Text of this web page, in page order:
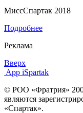
МиссСпартак 2018
Подробнее
Реклама
Вверх
App iSpartak
© РОО «Фратрия»
являются
«Спартак».